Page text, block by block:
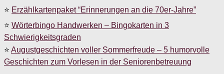
⭐ Erzählkartenpaket “Erinnerungen an die 70er-Jahre”
⭐ Wörterbingo Handwerken – Bingokarten in 3
Schwierigkeitsgraden
⭐ Augustgeschichten voller Sommerfreude – 5 humorvolle
Geschichten zum Vorlesen in der Seniorenbetreuung